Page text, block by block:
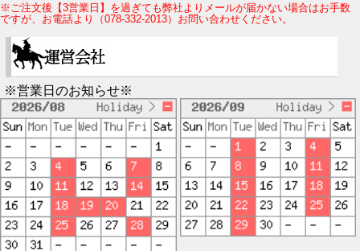
※ご注文後【3営業日】を過ぎても弊社よりメールが届かない場合はお手数
ですが、お電話より（078-332-2013）お問い合わせください。
※営業日のお知らせ※